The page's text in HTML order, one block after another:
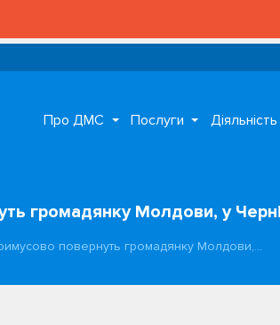
Про ДМС Послуги Діяльність
громадянку Молдови, у
повернуть громадянку Молдови,…